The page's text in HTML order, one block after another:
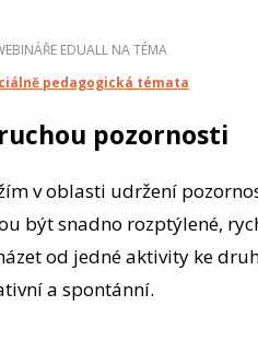
EDUALL NA TÉMA
pedagogická témata
pozornosti
v oblasti udržení
být snadno rozptýlené,
od jedné aktivity ke
a spontánní.